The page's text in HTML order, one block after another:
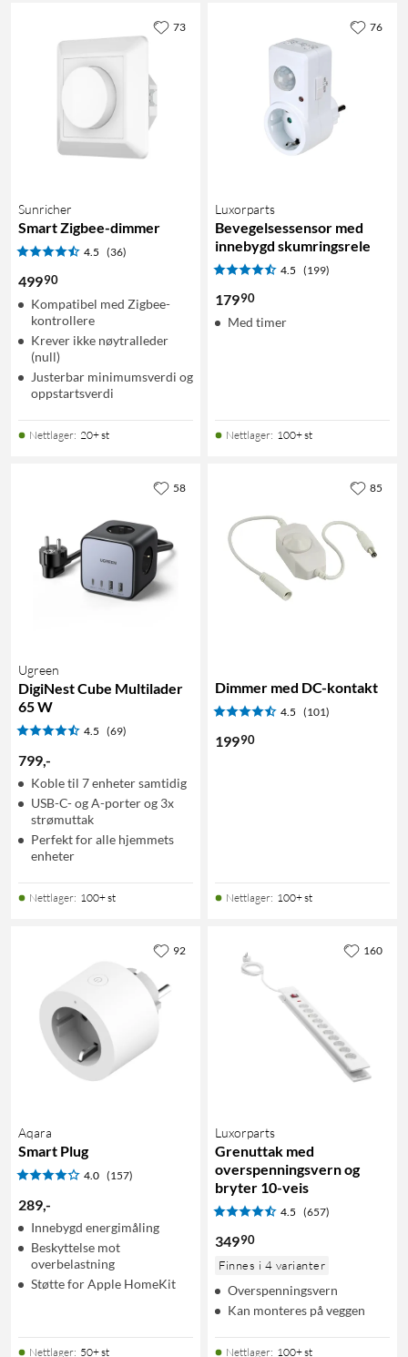
Sunricher
Smart Zigbee-dimmer
4.5 (36)
49990
Kompatibel med Zigbee-
kontrollere
Krever ikke nøytralleder
(null)
Justerbar minimumsverdi og
oppstartsverdi
Nettlager: 20+ st
73
Luxorparts
Bevegelsessensor med
innebygd skumringsrele
4.5 (199)
17990
Med timer
Nettlager: 100+ st
76
Ugreen
DigiNest Cube Multilader
65 W
4.5 (69)
799,-
Koble til 7 enheter samtidig
USB-C- og A-porter og 3x
strømuttak
Perfekt for alle hjemmets
enheter
Nettlager: 100+ st
58
Dimmer med DC-kontakt
4.5 (101)
19990
Nettlager: 100+ st
85
Aqara
Smart Plug
4.0 (157)
289,-
Innebygd energimåling
Beskyttelse mot
overbelastning
Støtte for Apple HomeKit
Nettlager: 50+ st
92
Luxorparts
Grenuttak med
overspenningsvern og
bryter 10-veis
4.5 (657)
34990
Finnes i 4 varianter
Overspenningsvern
Kan monteres på veggen
Nettlager: 100+ st
160